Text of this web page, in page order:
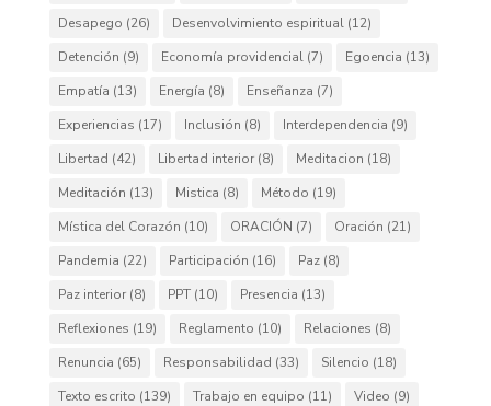
Desapego (26) Desenvolvimiento espiritual(12)
Detención (9) Economía providencial(7) Egoencia (13)
Empatía (13) Energía (8) Enseñanza (7)
Experiencias (17) Inclusión (8) Interdependencia (9)
Libertad (42) Libertad interior(8) Meditacion (18)
Meditación (13) Mistica (8) Método (19)
Mística del Corazón (10) ORACIÓN (7) Oración (21)
Pandemia (22) Participación (16) Paz(8)
Paz interior(8) PPT(10) Presencia (13)
Reflexiones (19) Reglamento (10) Relaciones (8)
Renuncia (65) Responsabilidad (33) Silencio (18)
Texto escrito (139) Trabajo en equipo (11) Video (9)